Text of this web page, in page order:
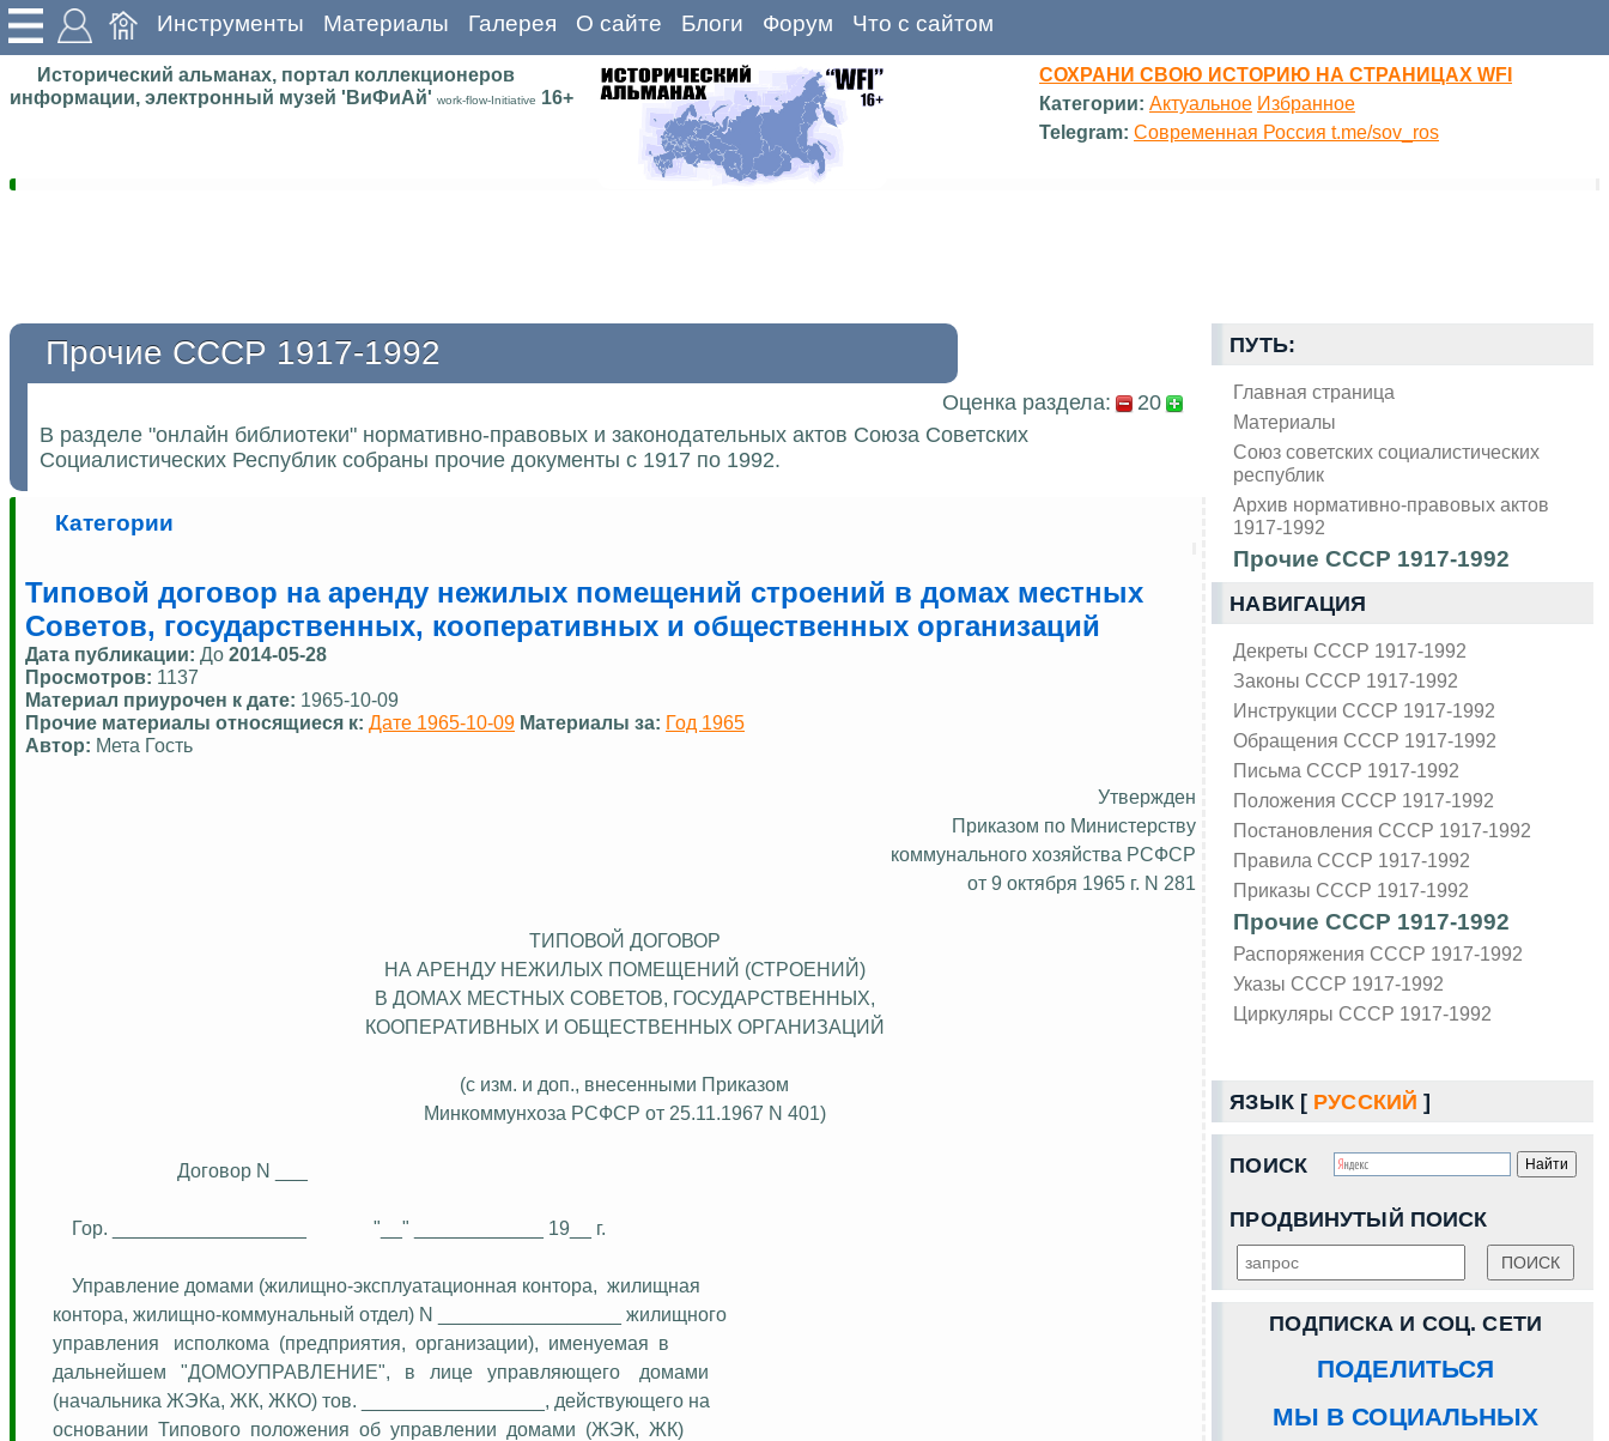
Инструменты Материалы Галерея О сайте Блоги Форум Что с сайтом
Исторический альманах, портал коллекционеров
информации, электронный музей 'ВиФиАй' work-flow-Initiative 16+
СОХРАНИ СВОЮ ИСТОРИЮ НА СТРАНИЦАХ WFI
Категории: Актуальное Избранное
Telegram: Современная Россия t.me/sov_ros
ПУТЬ:
Главная страница
Материалы
Союз советских социалистических
республик
Архив нормативно-правовых актов
1917-1992
Прочие СССР 1917-1992
НАВИГАЦИЯ
Декреты СССР 1917-1992
Законы СССР 1917-1992
Инструкции СССР 1917-1992
Обращения СССР 1917-1992
Письма СССР 1917-1992
Положения СССР 1917-1992
Постановления СССР 1917-1992
Правила СССР 1917-1992
Приказы СССР 1917-1992
Прочие СССР 1917-1992
Распоряжения СССР 1917-1992
Указы СССР 1917-1992
Циркуляры СССР 1917-1992
ЯЗЫК [ РУССКИЙ ]
ПОИСК
ПРОДВИНУТЫЙ ПОИСК
ПОДПИСКА И СОЦ. СЕТИ
ПОДЕЛИТЬСЯ
МЫ В СОЦИАЛЬНЫХ
Прочие СССР 1917-1992
Оценка раздела:
20
В разделе "онлайн библиотеки" нормативно-правовых и законодательных актов Союза Советских
Социалистических Республик собраны прочие документы с 1917 по 1992.
Категории
Типовой договор на аренду нежилых помещений строений в домах местных
Советов, государственных, кооперативных и общественных организаций
Дата публикации: До 2014-05-28
Просмотров: 1137
Материал приурочен к дате: 1965-10-09
Прочие материалы относящиеся к: Дате 1965-10-09 Материалы за: Год 1965
Автор: Мета Гость
Утвержден
Приказом по Министерству
коммунального хозяйства РСФСР
от 9 октября 1965 г. N 281
ТИПОВОЙ ДОГОВОР
НА АРЕНДУ НЕЖИЛЫХ ПОМЕЩЕНИЙ (СТРОЕНИЙ)
В ДОМАХ МЕСТНЫХ СОВЕТОВ, ГОСУДАРСТВЕННЫХ,
КООПЕРАТИВНЫХ И ОБЩЕСТВЕННЫХ ОРГАНИЗАЦИЙ
(с изм. и доп., внесенными Приказом
Минкоммунхоза РСФСР от 25.11.1967 N 401)
Договор N ___
Гор. __________________ "__" ____________ 19__ г.
Управление домами (жилищно-эксплуатационная контора,
жилищная
контора, жилищно-коммунальный отдел) N _________________ жилищного
управления
исполкома (предприятия, организации), именуемая в
дальнейшем
"ДОМОУПРАВЛЕНИЕ", в лице управляющего
домами
(начальника ЖЭКа, ЖК, ЖКО) тов. _________________, действующего на
основании Типового положения об управлении домами (ЖЭК,
ЖК)